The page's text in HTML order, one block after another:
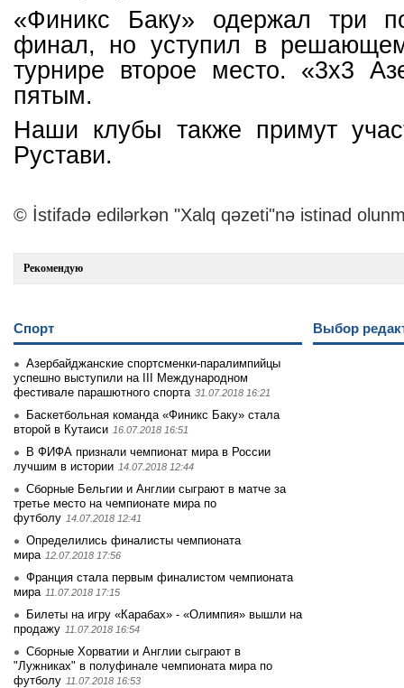
«Финикс Баку» одержал три
финал, но уступил в
турнире второе место. «3x3
пятым.
Наши клубы также примут
Рустави.
© İstifadə edilərkən "Xalq qəzeti"nə istinad
Рекомендую
Спорт
Азербайджанские спортсменки-паралимпийцы
успешно выступили на III Международном
фестивале парашютного спорта 31.07.2018 16:21
Баскетбольная команда «Финикс Баку» стала
второй в Кутаиси 16.07.2018 16:51
В ФИФА признали чемпионат мира в России
лучшим в истории 14.07.2018 12:44
Сборные Бельгии и Англии сыграют в матче за
третье место на чемпионате мира по
футболу 14.07.2018 12:41
Определились финалисты чемпионата
мира 12.07.2018 17:56
Франция стала первым финалистом чемпионата
мира 11.07.2018 17:15
Билеты на игру «Карабах» - «Олимпия» вышли на
продажу 11.07.2018 16:54
Сборные Хорватии и Англии сыграют в
"Лужниках" в полуфинале чемпионата мира по
футболу 11.07.2018 16:53
Выбор